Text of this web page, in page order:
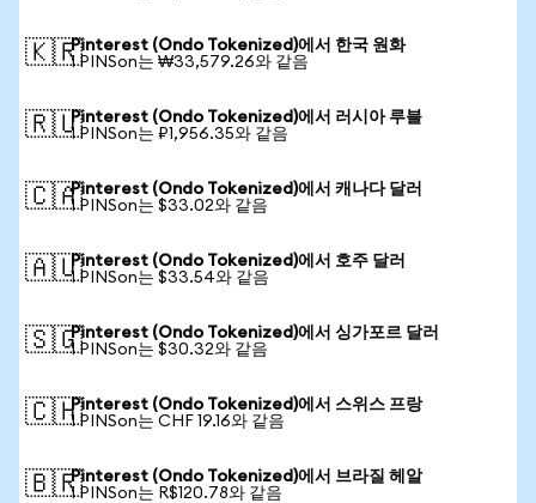
🇰🇷Pinterest (Ondo Tokenized)에서 한국 원화
1 PINSon는 ₩33,579.26와 같음
🇷🇺Pinterest (Ondo Tokenized)에서 러시아 루블
1 PINSon는 ₽1,956.35와 같음
🇨🇦Pinterest (Ondo Tokenized)에서 캐나다 달러
1 PINSon는 $33.02와 같음
🇦🇺Pinterest (Ondo Tokenized)에서 호주 달러
1 PINSon는 $33.54와 같음
🇸🇬Pinterest (Ondo Tokenized)에서 싱가포르 달러
1 PINSon는 $30.32와 같음
🇨🇭Pinterest (Ondo Tokenized)에서 스위스 프랑
1 PINSon는 CHF 19.16와 같음
🇧🇷Pinterest (Ondo Tokenized)에서 브라질 헤알
1 PINSon는 R$120.78와 같음